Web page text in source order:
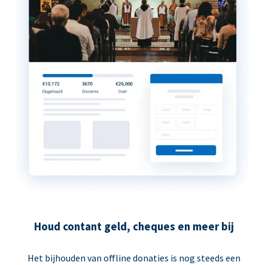
Houd contant geld, cheques en meer bij
Het bijhouden van offline donaties is nog steeds een